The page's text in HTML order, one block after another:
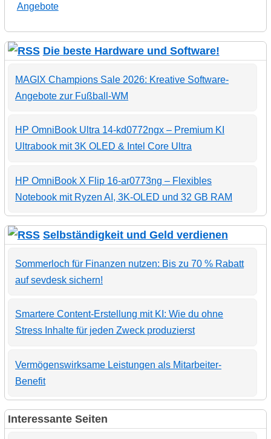
Angebote
Die beste Hardware und Software!
MAGIX Champions Sale 2026: Kreative Software-
Angebote zur Fußball-WM
HP OmniBook Ultra 14-kd0772ngx – Premium KI
Ultrabook mit 3K OLED & Intel Core Ultra
HP OmniBook X Flip 16-ar0773ng – Flexibles
Notebook mit Ryzen AI, 3K-OLED und 32 GB RAM
Selbständigkeit und Geld verdienen
Sommerloch für Finanzen nutzen: Bis zu 70 % Rabatt
auf sevdesk sichern!
Smartere Content-Erstellung mit KI: Wie du ohne
Stress Inhalte für jeden Zweck produzierst
Vermögenswirksame Leistungen als Mitarbeiter-
Benefit
Interessante Seiten